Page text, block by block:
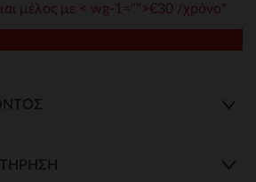
μέλος με < wg-1="">€30 /χρόνο*